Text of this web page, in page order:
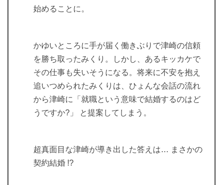
始めることに。
かゆいところに手が届く働きぶりで津崎の信頼
を勝ち取ったみくり。しかし、あるキッカケで
その仕事も失いそうになる。将来に不安を抱え
追いつめられたみくりは、ひょんな会話の流れ
から津崎に「就職という意味で結婚するのはど
うですか?」 と提案してしまう。
超真面目な津崎が導き出した答えは… まさかの
契約結婚 !?